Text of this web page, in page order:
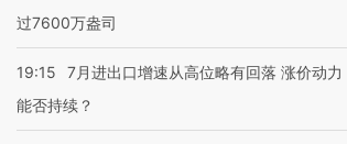
过7600万盎司
19:15
7月进出口增速从高位略有回落 涨价动力
能否持续？